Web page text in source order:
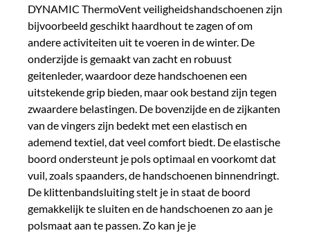
DYNAMIC ThermoVent veiligheidshandschoenen zijn
bijvoorbeeld geschikt haardhout te zagen of om
andere activiteiten uit te voeren in de winter. De
onderzijde is gemaakt van zacht en robuust
geitenleder, waardoor deze handschoenen een
uitstekende grip bieden, maar ook bestand zijn tegen
zwaardere belastingen. De bovenzijde en de zijkanten
van de vingers zijn bedekt met een elastisch en
ademend textiel, dat veel comfort biedt. De elastische
boord ondersteunt je pols optimaal en voorkomt dat
vuil, zoals spaanders, de handschoenen binnendringt.
De klittenbandsluiting stelt je in staat de boord
gemakkelijk te sluiten en de handschoenen zo aan je
polsmaat aan te passen. Zo kan je je